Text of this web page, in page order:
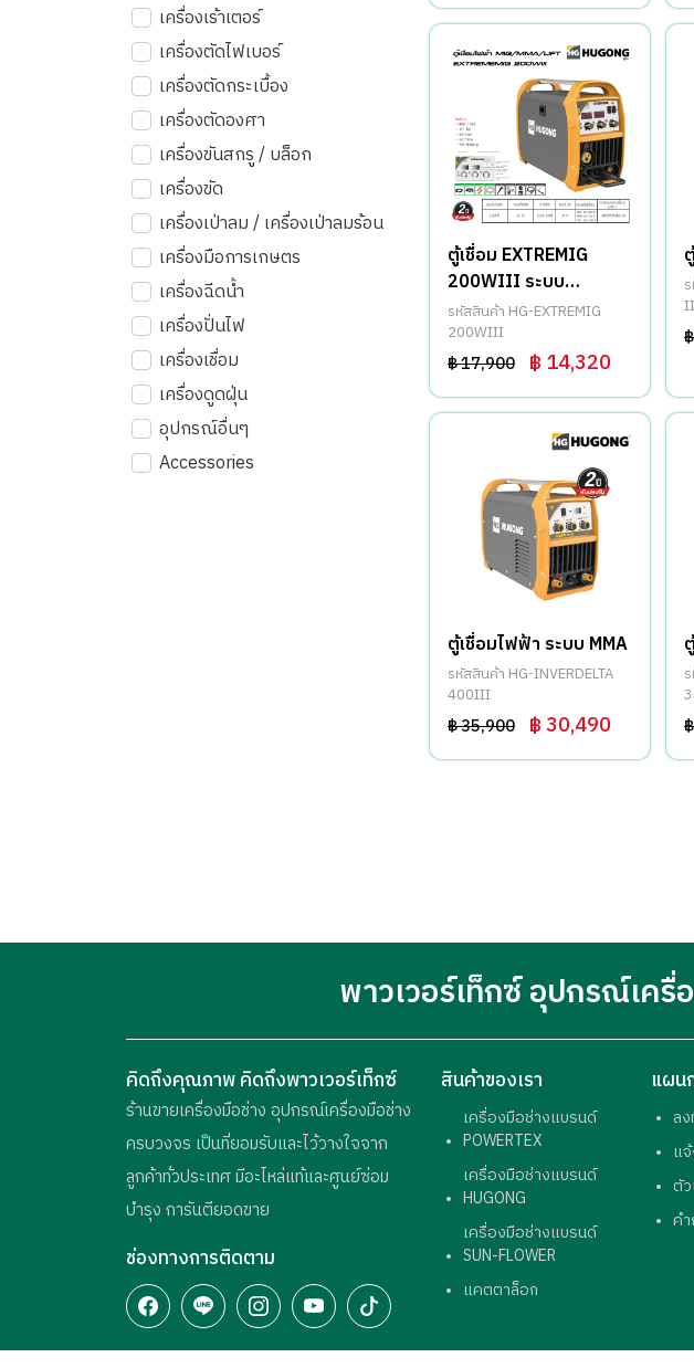
เครื่องเร้าเตอร์
เครื่องตัดไฟเบอร์
เครื่องตัดกระเบื้อง
เครื่องตัดองศา
เครื่องขันสกรู / บล็อก
เครื่องขัด
เครื่องเป่าลม / เครื่องเป่าลมร้อน
เครื่องมือการเกษตร
เครื่องฉีดน้ำ
เครื่องปั่นไฟ
เครื่องเชื่อม
เครื่องดูดฝุ่น
อุปกรณ์อื่นๆ
Accessories
ตู้เชื่อม EXTREMIG
200WIII ระบบ
MIG/MMA/LIFT TIG
รหัสสินค้า HG-EXTREMIG
200WIII
฿ 17,900 ฿ 14,320
ตู้เชื่อมไฟฟ้า ระบบ MMA
รหัสสินค้า HG-INVERDELTA
400III
฿ 35,900 ฿ 30,490
พาวเวอร์เท็กซ์ อุปกรณ์เค
คิดถึงคุณภาพ คิดถึงพาวเวอร์เท็กซ์
ร้านขายเครื่องมือช่าง อุปกรณ์เครื่องมือช่าง
ครบวงจร เป็นที่ยอมรับและไว้วางใจจาก
ลูกค้าทั่วประเทศ มีอะไหล่แท้และศูนย์ซ่อม
บำรุง การันตียอดขาย
ช่องทางการติดตาม
สินค้าของเรา
เครื่องมือช่างแบรนด์
POWERTEX
เครื่องมือช่างแบรนด์
HUGONG
เครื่องมือช่างแบรนด์
SUN-FLOWER
แคตตาล็อก
แผน
ล
แ
ตั
ค